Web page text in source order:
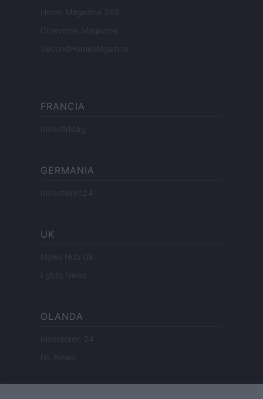
Home Magazine 365
Cineverse Magazine
SecondHomeMagazine
FRANCIA
InvestirMag
GERMANIA
Investieren24
UK
News Hub UK
Lgbtq News
OLANDA
Investeren 24
NL Newz